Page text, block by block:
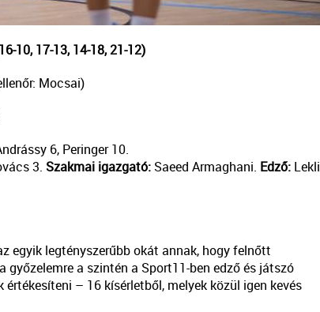
10, 17-13, 14-18, 21-12)
Mocsai)
6, Peringer 10.
3. Szakmai igazgató:Saeed Armaghani. Edző:Lekli
egyik legtényszerűbb okát annak, hogy felnőtt
a szintén a Sport11-ben edző és játszó
– 16 kísérletből, melyek közül igen kevés